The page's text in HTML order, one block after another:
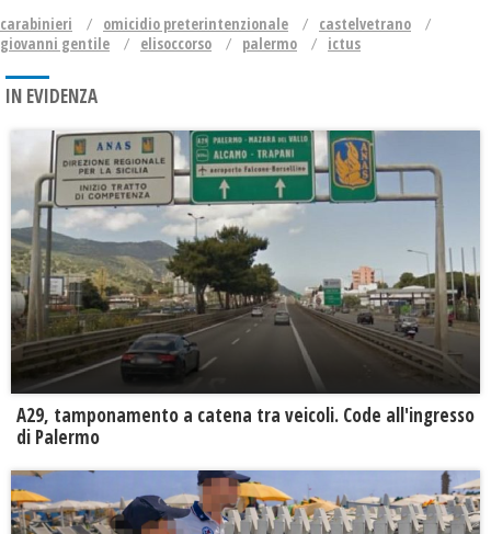
carabinieri omicidio preterintenzionale
castelvetrano
giovanni gentile
elisoccorso palermo ictus
IN EVIDENZA
A29, tamponamento a catena tra veicoli. Code all'ingresso
di Palermo